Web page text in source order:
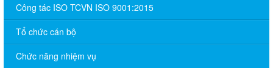
Công tác ISO TCVN ISO 9001:2015
Tổ chức cán bộ
Chức năng nhiệm vụ